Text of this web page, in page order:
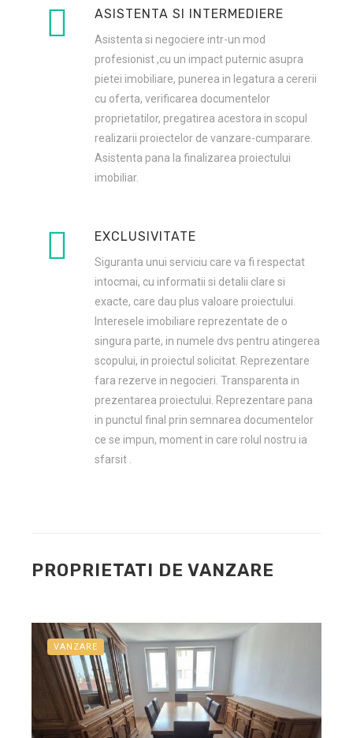
ASISTENTA SI INTERMEDIERE
Asistenta si negociere intr-un mod
profesionist ,cu un impact puternic asupra
pietei imobiliare, punerea in legatura a cererii
cu oferta, verificarea documentelor
proprietatilor, pregatirea acestora in scopul
realizarii proiectelor de vanzare-cumparare.
Asistenta pana la finalizarea proiectului
imobiliar.
EXCLUSIVITATE
Siguranta unui serviciu care va fi respectat
intocmai, cu informatii si detalii clare si
exacte, care dau plus valoare proiectului.
Interesele imobiliare reprezentate de o
singura parte, in numele dvs pentru atingerea
scopului, in proiectul solicitat. Reprezentare
fara rezerve in negocieri. Transparenta in
prezentarea proiectului. Reprezentare pana
in punctul final prin semnarea documentelor
ce se impun, moment in care rolul nostru ia
sfarsit .
PROPRIETATI DE VANZARE
VANZARE